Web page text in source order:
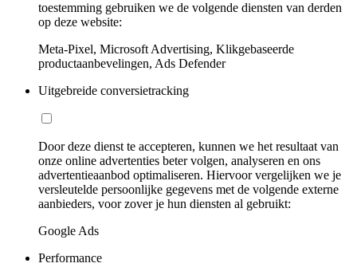
toestemming gebruiken we de volgende diensten van derden
op deze website:
Meta-Pixel, Microsoft Advertising, Klikgebaseerde
productaanbevelingen, Ads Defender
Uitgebreide conversietracking
Door deze dienst te accepteren, kunnen we het resultaat van
onze online advertenties beter volgen, analyseren en ons
advertentieaanbod optimaliseren. Hiervoor vergelijken we je
versleutelde persoonlijke gegevens met de volgende externe
aanbieders, voor zover je hun diensten al gebruikt:
Google Ads
Performance